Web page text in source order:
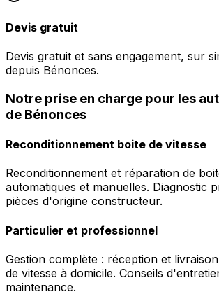
Devis gratuit
Devis gratuit et sans engagement, sur
depuis Bénonces.
Notre prise en charge pour les
de Bénonces
Reconditionnement boite de vitesse
Reconditionnement et réparation de
automatiques et manuelles. Diagnostic
pièces d'origine constructeur.
Particulier et professionnel
Gestion complète : réception et
de vitesse à domicile. Conseils
maintenance.